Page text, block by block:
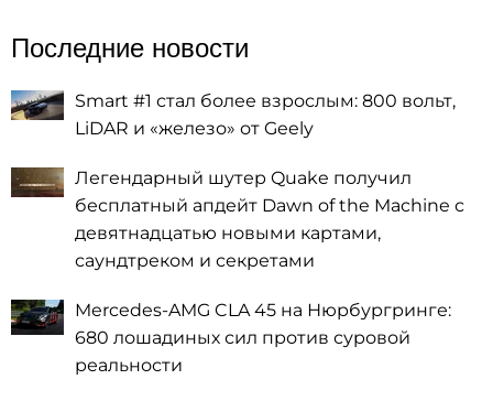
Последние новости
Smart #1 стал более взрослым: 800 вольт,
LiDAR и «железо» от Geely
Легендарный шутер Quake получил
бесплатный апдейт Dawn of the Machine с
девятнадцатью новыми картами,
саундтреком и секретами
Mercedes-AMG CLA 45 на Нюрбургринге:
680 лошадиных сил против суровой
реальности